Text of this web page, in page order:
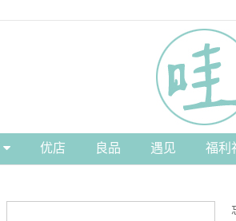
优店 良品 遇见 福利